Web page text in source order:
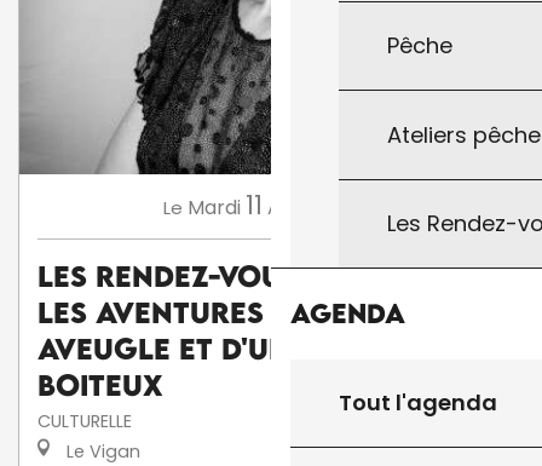
Pêche
Ateliers
Les Rendez-
Agenda
Tout l'agenda
Le Mardi 11 Août
Les Rendez-Vous d'Aymare :
Les aventures d'une poule
aveugle et d'un canard
boiteux
CULTURELLE
Le Vigan